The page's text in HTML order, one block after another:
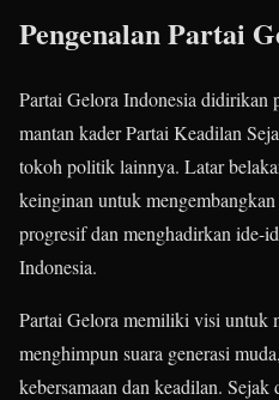
Pengenalan Partai
Partai Gelora Indonesia didirikan
mantan kader Partai Keadilan
tokoh politik lainnya. Latar
keinginan untuk
progresif dan menghadirkan ide-
Indonesia.
Partai Gelora memiliki visi untuk
menghimpun suara generasi
kebersamaan dan keadilan.